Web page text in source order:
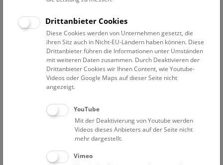
Filter zurücksetzen
12. Juni 2021
Bisher keine Ergebnisse. Dienstags ist das NHM Wien
in der Regel geschlossen. Ausnahmen finden sie
Eine Nacht im Museum
Drittanbieter Cookies
Diese Cookies werden von Unternehmen gesetzt, die
ihren Sitz auch in Nicht-EU-Ländern haben können. Diese
Drittanbieter führen die Informationen unter Umständen
mit weiteren Daten zusammen. Durch Deaktivieren der
Drittanbieter Cookies wir Ihnen Content, wie Youtube-
Videos oder Google Maps auf dieser Seite nicht
angezeigt.
YouTube
Mit der Deaktivierung von Youtube werden
Videos dieses Anbieters auf der Seite nicht
mehr dargestellt.
Vimeo